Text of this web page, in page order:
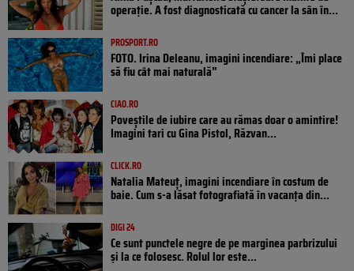
operație. A fost diagnosticată cu cancer la sân în...
PROSPORT.RO
FOTO. Irina Deleanu, imagini incendiare: „Îmi place
să fiu cât mai naturală”
CIAO.RO
Poveştile de iubire care au rămas doar o amintire!
Imagini tari cu Gina Pistol, Răzvan...
CLICK.RO
Natalia Mateuț, imagini incendiare în costum de
baie. Cum s-a lăsat fotografiată în vacanța din...
DIGI 24
Ce sunt punctele negre de pe marginea parbrizului
și la ce folosesc. Rolul lor este...